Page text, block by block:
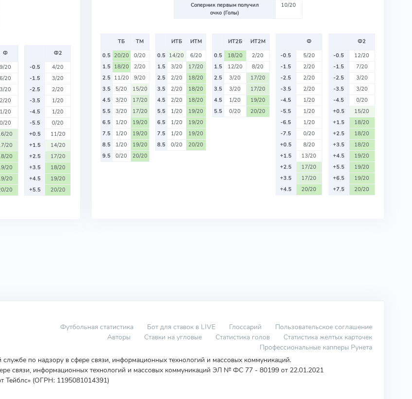
Ф
9/20
6/20
3/20
2/20
1/20
0/20
20
20
20
20
20
20
Ф2
-0.5
4/20
-1.5
3/20
-2.5
2/20
-3.5
1/20
-4.5
1/20
-5.5
0/20
+0.5
11/20
+1.5
14/20
+2.5
17/20
+3.5
18/20
+4.5
19/20
+5.5
20/20
Соперник первым получил
очко (Голы)
10/20
ТБ
ТМ
0.5 20/20
0/20
1.5 18/20
2/20
2.5 11/20
9/20
3.5
5/20
15/20
4.5
3/20
17/20
5.5
3/20
17/20
6.5
1/20
19/20
7.5
1/20
19/20
8.5
1/20
19/20
9.5
0/20 20/20
ИТБ
ИТМ
0.5 14/20
6/20
1.5
3/20
17/20
2.5
2/20
18/20
3.5
2/20
18/20
4.5
2/20
18/20
5.5
1/20
19/20
6.5
1/20
19/20
7.5
1/20
19/20
8.5
0/20 20/20
ИТ2Б
ИТ2М
0.5
18/20
2/20
1.5
12/20
8/20
2.5
3/20
17/20
3.5
3/20
17/20
4.5
1/20
19/20
5.5
0/20 20/20
Ф
-0.5
5/20
-1.5
2/20
-2.5
2/20
-3.5
2/20
-4.5
1/20
-5.5
1/20
-6.5
1/20
-7.5
0/20
+0.5
8/20
+1.5
13/20
+2.5
17/20
+3.5
17/20
+4.5
20/20
Ф2
-0.5
12/20
-1.5
7/20
-2.5
3/20
-3.5
3/20
-4.5
0/20
+0.5
15/20
+1.5
18/20
+2.5
18/20
+3.5
18/20
+4.5
19/20
+5.5
19/20
+6.5
19/20
+7.5
20/20
Футбольная статистика Бот для ставок в LIVE Глоссарий
Пользовательское соглашение
Авторы
Ставки на угловые Статистика голов
Статистика желтых карточек
Профессиональные капперы Рунета
по надзору в сфере связи, информационных технологий и массовых коммуникаций.
связи, информационных технологий и массовых коммуникаций ЭЛ № ФС 77 - 80199 от 22.01.2021
Тейблс» (ОГРН: 1195081014391)